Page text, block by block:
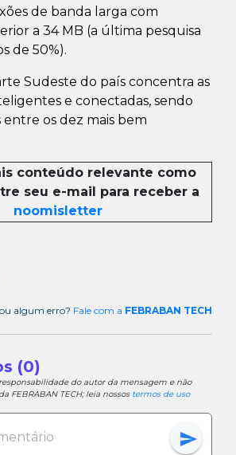
de banda larga com
a 34 MB (a última pesquisa
de 50%).
Sudeste do país concentra as
e conectadas, sendo
os dez mais bem
conteúdo relevante como
seu e-mail para receber a
noomisletter
algum erro? Fale com a FEBRABAN TECH
(0)
do autor da mensagem e não
FEBRABAN TECH; leia nossos termos de uso
send